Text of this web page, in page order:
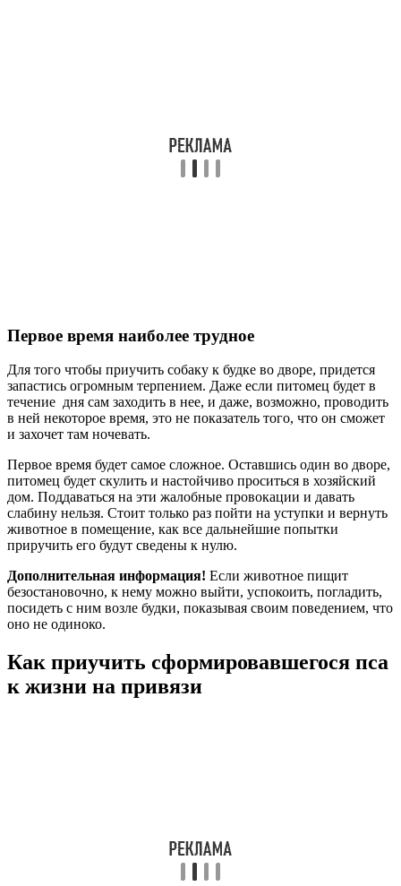
Первое время наиболее трудное
Для того чтобы приучить собаку к будке во дворе, придется
запастись огромным терпением. Даже если питомец будет в
течение дня сам заходить в нее, и даже, возможно, проводить
в ней некоторое время, это не показатель того, что он сможет
и захочет там ночевать.
Первое время будет самое сложное. Оставшись один во дворе,
питомец будет скулить и настойчиво проситься в хозяйский
дом. Поддаваться на эти жалобные провокации и давать
слабину нельзя. Стоит только раз пойти на уступки и вернуть
животное в помещение, как все дальнейшие попытки
приручить его будут сведены к нулю.
Дополнительная информация! Если животное пищит
безостановочно, к нему можно выйти, успокоить, погладить,
посидеть с ним возле будки, показывая своим поведением, что
оно не одиноко.
Как приучить сформировавшегося пса
к жизни на привязи